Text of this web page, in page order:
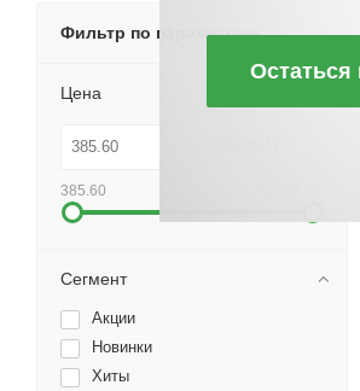
Фильтр по параметрам
Цена
385.60
Сегмент
Акции
Новинки
Хиты
Остаться